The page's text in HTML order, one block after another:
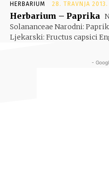
HERBARIUM 28. TRAVNJA 2013.
Herbarium – Paprika
Solananceae Narodni:
Ljekarski: Fructus capsici
-